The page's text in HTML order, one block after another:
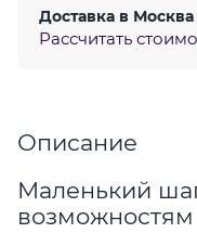
Доставка в Москва
Рассчитать
Описание
Маленький
возможностям